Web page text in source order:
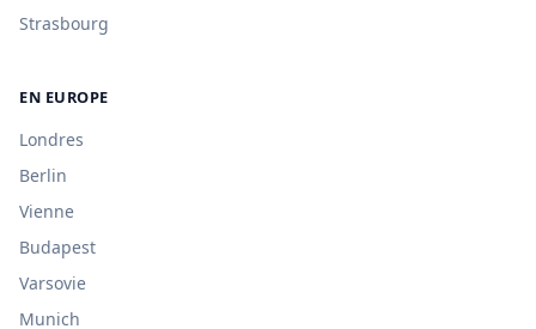
Strasbourg
EN EUROPE
Londres
Berlin
Vienne
Budapest
Varsovie
Munich